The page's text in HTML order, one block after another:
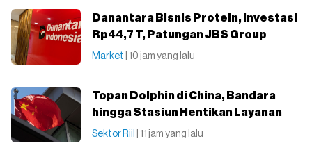
Danantara Bisnis Protein, Investasi
Rp44,7 T, Patungan JBS Group
Market | 10 jam yang lalu
Topan Dolphin di China, Bandara
hingga Stasiun Hentikan Layanan
Sektor Riil | 11 jam yang lalu